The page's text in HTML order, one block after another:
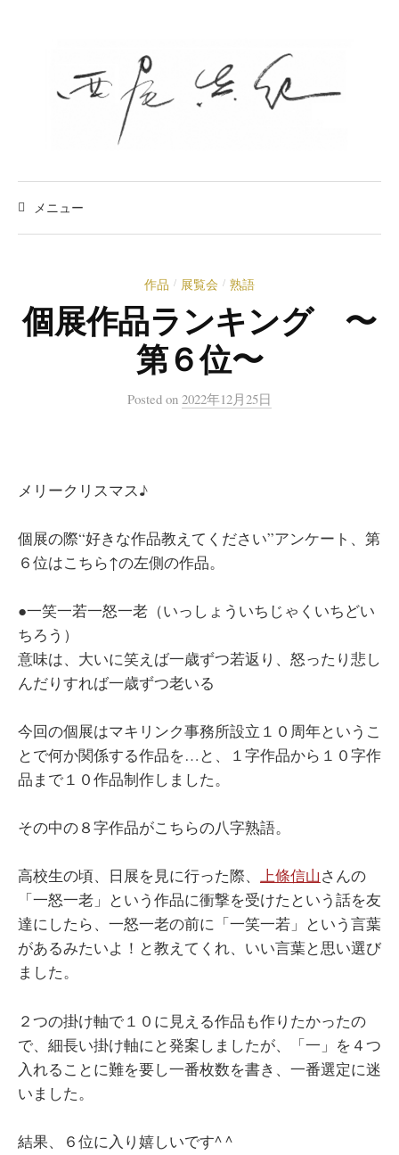
キ
ッ
プ
メニュー
検
作品 / 展覧会 / 熟語
個展作品ランキング 〜
第６位〜
Posted on 2022年12月25日
メリークリスマス♪
個展の際“好きな作品教えてください”アンケート、第
６位はこちら↑の左側の作品。
●一笑一若一怒一老（いっしょういちじゃくいちどい
ちろう）
意味は、大いに笑えば一歳ずつ若返り、怒ったり悲し
んだりすれば一歳ずつ老いる
今回の個展はマキリンク事務所設立１０周年というこ
とで何か関係する作品を…と、１字作品から１０字作
品まで１０作品制作しました。
その中の８字作品がこちらの八字熟語。
高校生の頃、日展を見に行った際、 上條信山さんの
「一怒一老」という作品に衝撃を受けたという話を友
達にしたら、一怒一老の前に「一笑一若」という言葉
があるみたいよ！と教えてくれ、いい言葉と思い選び
ました。
２つの掛け軸で１０に見える作品も作りたかったの
で、細長い掛け軸にと発案しましたが、「一」を４つ
入れることに難を要し一番枚数を書き、一番選定に迷
いました。
結果、６位に入り嬉しいです^ ^